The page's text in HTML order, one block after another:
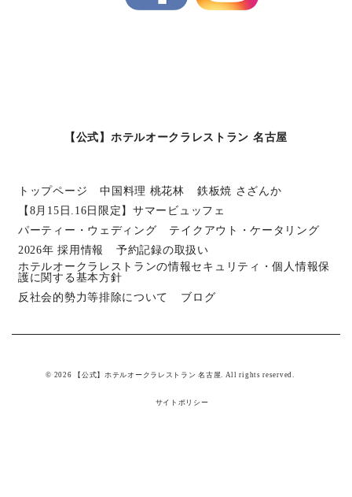
【公式】ホテルオークラレストラン 名古屋
トップページ 中国料理 桃花林
鉄板焼 さざんか
【8月15日.16日限定】サマービュッフェ
パーティー・ウェディング
テイクアウト・ケータリング
2026年 採用情報
予約記録の取扱い
ホテルオークラレストランの情報セキュリティ・個人情報保
護に関する基本方針
反社会的勢力等排除について
ブログ
© 2026 【公式】ホテルオークラレストラン 名古屋. All rights reserved.
サイトポリシー